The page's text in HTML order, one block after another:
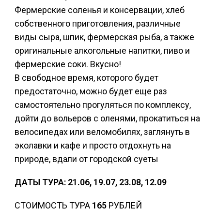
Фермерские соленья и консервации, хлеб
собственного приготовления, различные
виды сыра, шпик, фермерская рыба, а также
оригинальные алкогольные напитки, пиво и
фермерские соки. Вкусно!
В свободное время, которого будет
предостаточно, можно будет еще раз
самостоятельно прогуляться по комплексу,
дойти до вольеров с оленями, прокатиться на
велосипедах или веломобилях, заглянуть в
эколавки и кафе и просто отдохнуть на
природе, вдали от городской суеты
ДАТЫ ТУРА: 21.06, 19.07, 23.08, 12.09
СТОИМОСТЬ ТУРА 165 РУБЛЕЙ